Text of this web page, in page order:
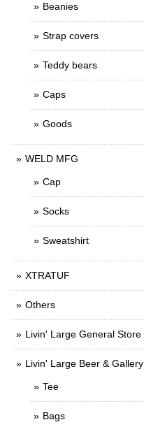
Beanies
Strap covers
Teddy bears
Caps
Goods
WELD MFG
Cap
Socks
Sweatshirt
XTRATUF
Others
Livin' Large General Store
Livin' Large Beer & Gallery
Tee
Bags